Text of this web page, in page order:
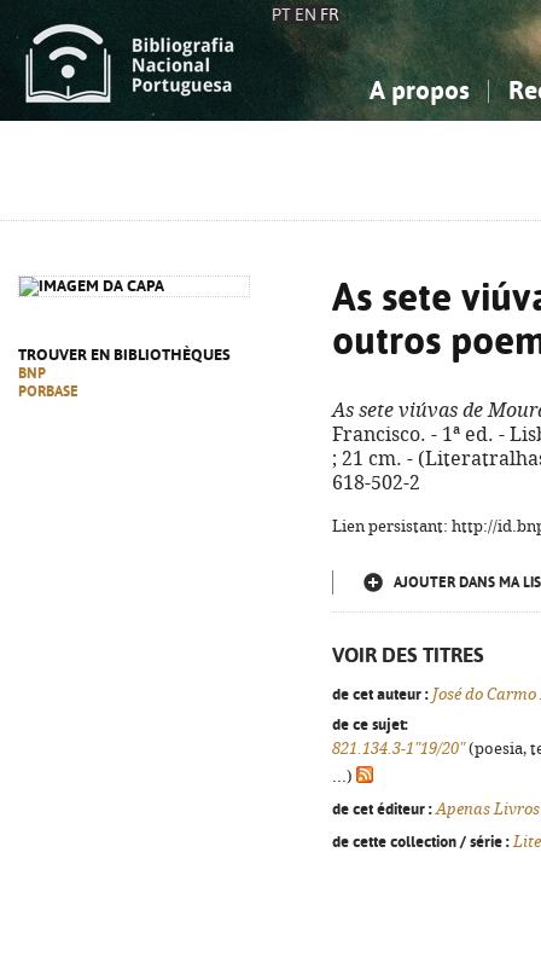
PT EN FR
A propos
TROUVER EN BIBLIOTHÈQUES
BNP
PORBASE
As sete
outros
As sete viúvas de
Francisco. - 1ª ed. -
; 21 cm. -
618-502-2
Lien persistant: http://
AJOUTER DANS MA
VOIR DES TITRES
de cet auteur : José do
de ce sujet:
821.134.3-1"19/20"(poesia,
...)
de cet éditeur : Apenas Livros
de cette collection / série :